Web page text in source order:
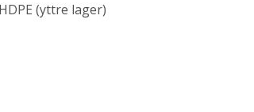
(yttre lager)